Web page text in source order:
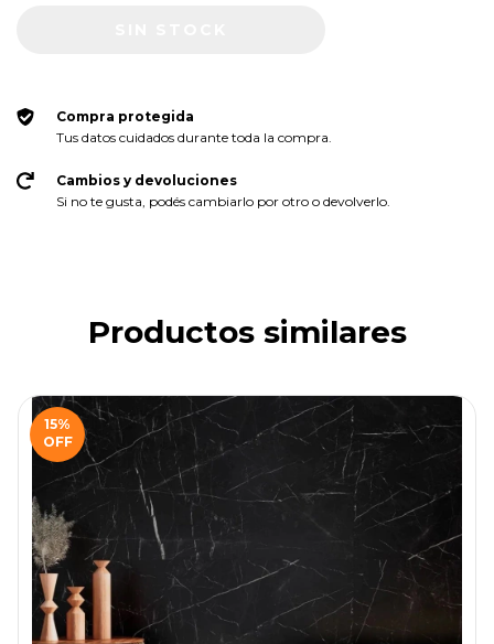
Compra protegida
Tus datos cuidados durante toda la compra.
Cambios y devoluciones
Si no te gusta, podés cambiarlo por otro o devolverlo.
Productos similares
15%
OFF